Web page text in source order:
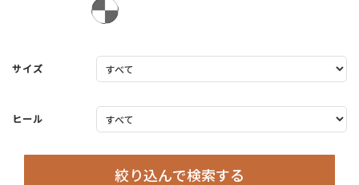
サイズ
ヒール
絞り込んで検索する